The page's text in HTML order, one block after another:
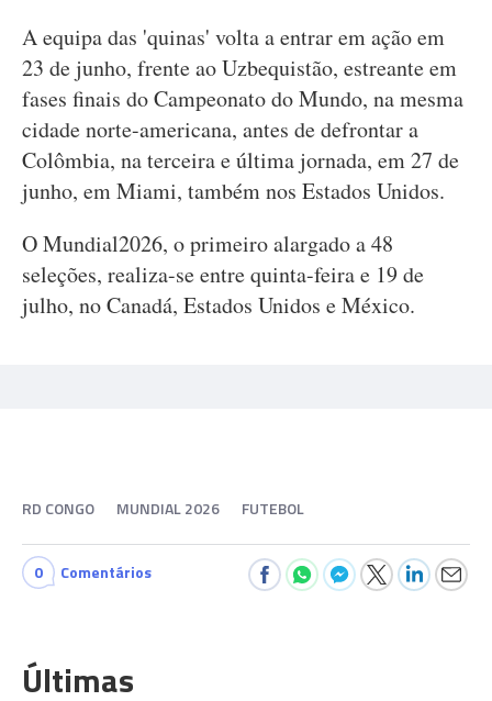
A equipa das 'quinas' volta a entrar em ação em
23 de junho, frente ao Uzbequistão, estreante em
fases finais do Campeonato do Mundo, na mesma
cidade norte-americana, antes de defrontar a
Colômbia, na terceira e última jornada, em 27 de
junho, em Miami, também nos Estados Unidos.
O Mundial2026, o primeiro alargado a 48
seleções, realiza-se entre quinta-feira e 19 de
julho, no Canadá, Estados Unidos e México.
RD CONGO MUNDIAL 2026 FUTEBOL
0 Comentários
Últimas